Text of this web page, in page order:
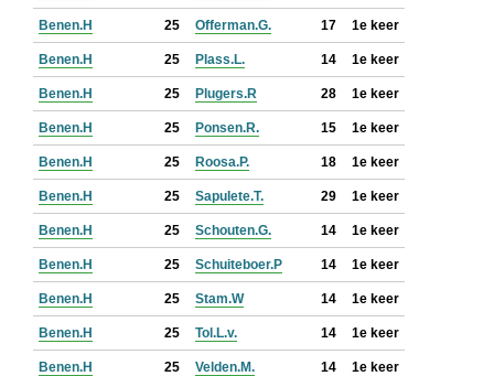
Benen.H 25 Offerman.G. 17 1e keer
Benen.H 25 Plass.L. 14 1e keer
Benen.H 25 Plugers.R 28 1e keer
Benen.H 25 Ponsen.R. 15 1e keer
Benen.H 25 Roosa.P. 18 1e keer
Benen.H 25 Sapulete.T. 29 1e keer
Benen.H 25 Schouten.G. 14 1e keer
Benen.H 25 Schuiteboer.P 14 1e keer
Benen.H 25 Stam.W 14 1e keer
Benen.H 25 Tol.L.v. 14 1e keer
Benen.H 25 Velden.M. 14 1e keer